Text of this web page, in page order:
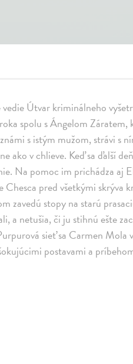
Útvar kriminálneho
spolu s Ángelom Záratem,
s istým mužom, strávi s
ako v chlieve. Keď sa ďalší
Na pomoc im prichádza aj
Chesca pred všetkými skrýva
zavedú stopy na starú
a netušia, či ju stihnú ešte
sieť sa Carmen Mola
postavami a